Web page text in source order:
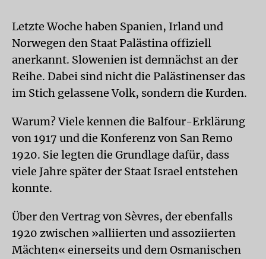
Letzte Woche haben Spanien, Irland und
Norwegen den Staat Palästina offiziell
anerkannt. Slowenien ist demnächst an der
Reihe. Dabei sind nicht die Palästinenser das
im Stich gelassene Volk, sondern die Kurden.
Warum? Viele kennen die Balfour-Erklärung
von 1917 und die Konferenz von San Remo
1920. Sie legten die Grundlage dafür, dass
viele Jahre später der Staat Israel entstehen
konnte.
Über den Vertrag von Sèvres, der ebenfalls
1920 zwischen »alliierten und assoziierten
Mächten« einerseits und dem Osmanischen